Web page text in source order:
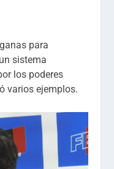
para
sistema
los poderes
varios ejemplos.